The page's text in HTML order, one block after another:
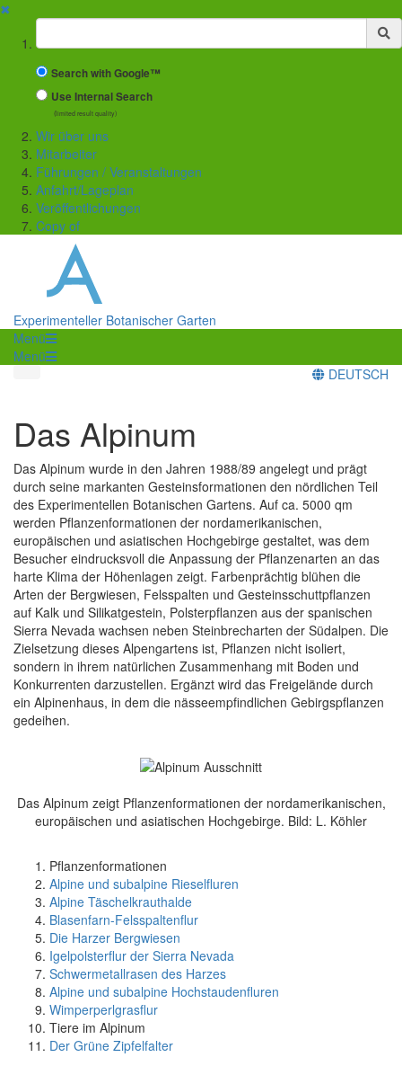
✖
Suchbegriff
Search with Google™
Use Internal Search
(limited result quality)
Wir über uns
Mitarbeiter
Führungen / Veranstaltungen
Anfahrt/Lageplan
Veröffentlichungen
Copy of
Experimenteller Botanischer Garten
Menü
Menü
DEUTSCH
Das Alpinum
Das Alpinum wurde in den Jahren 1988/89 angelegt und prägt
durch seine markanten Gesteinsformationen den nördlichen Teil
des Experimentellen Botanischen Gartens. Auf ca. 5000 qm
werden Pflanzenformationen der nordamerikanischen,
europäischen und asiatischen Hochgebirge gestaltet, was dem
Besucher eindrucksvoll die Anpassung der Pflanzenarten an das
harte Klima der Höhenlagen zeigt. Farbenprächtig blühen die
Arten der Bergwiesen, Felsspalten und Gesteinsschuttpflanzen
auf Kalk und Silikatgestein, Polsterpflanzen aus der spanischen
Sierra Nevada wachsen neben Steinbrecharten der Südalpen. Die
Zielsetzung dieses Alpengartens ist, Pflanzen nicht isoliert,
sondern in ihrem natürlichen Zusammenhang mit Boden und
Konkurrenten darzustellen. Ergänzt wird das Freigelände durch
ein Alpinenhaus, in dem die nässeempfindlichen Gebirgspflanzen
gedeihen.
Das Alpinum zeigt Pflanzenformationen der nordamerikanischen,
europäischen und asiatischen Hochgebirge. Bild: L. Köhler
Pflanzenformationen
Alpine und subalpine Rieselfluren
Alpine Täschelkrauthalde
Blasenfarn-Felsspaltenflur
Die Harzer Bergwiesen
Igelpolsterflur der Sierra Nevada
Schwermetallrasen des Harzes
Alpine und subalpine Hochstaudenfluren
Wimperperlgrasflur
Tiere im Alpinum
Der Grüne Zipfelfalter